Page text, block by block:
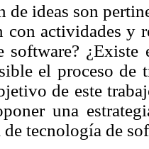
de ideas son
actividades y
software?
el proceso de
de este
una
de tecnología de